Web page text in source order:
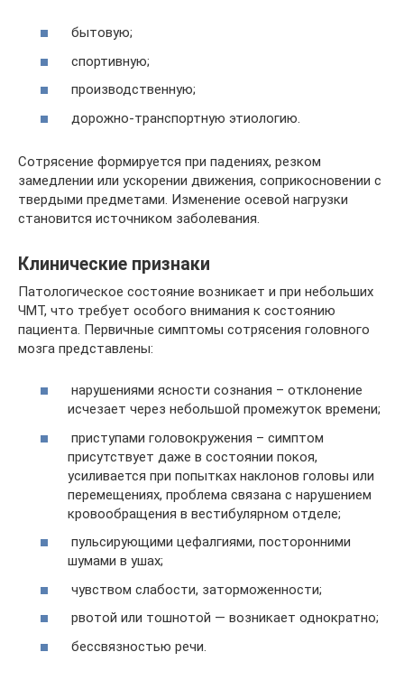
бытовую;
спортивную;
производственную;
дорожно-транспортную этиологию.
Сотрясение формируется при падениях, резком
замедлении или ускорении движения, соприкосновении с
твердыми предметами. Изменение осевой нагрузки
становится источником заболевания.
Клинические признаки
Патологическое состояние возникает и при небольших
ЧМТ, что требует особого внимания к состоянию
пациента. Первичные симптомы сотрясения головного
мозга представлены:
нарушениями ясности сознания – отклонение
исчезает через небольшой промежуток времени;
приступами головокружения – симптом
присутствует даже в состоянии покоя,
усиливается при попытках наклонов головы или
перемещениях, проблема связана с нарушением
кровообращения в вестибулярном отделе;
пульсирующими цефалгиями, посторонними
шумами в ушах;
чувством слабости, заторможенности;
рвотой или тошнотой — возникает однократно;
бессвязностью речи.